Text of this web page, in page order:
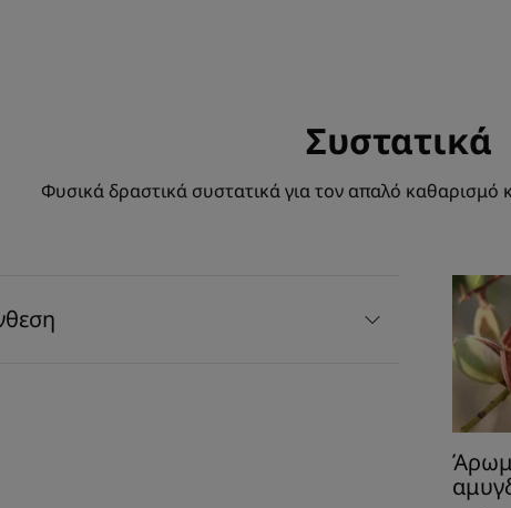
Συστατικά
Φυσικά δραστικά συστατικά για τον απαλό καθαρισμό